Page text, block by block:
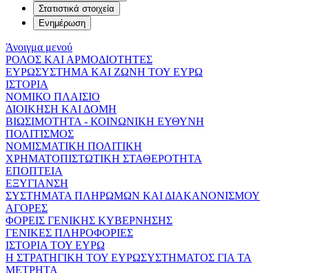
Στατιστικά στοιχεία
Ενημέρωση
Άνοιγμα μενού
ΡΟΛΟΣ ΚΑΙ ΑΡΜΟΔΙΟΤΗΤΕΣ
ΕΥΡΩΣΥΣΤΗΜΑ ΚΑΙ ΖΩΝΗ ΤΟΥ ΕΥΡΩ
ΙΣΤΟΡΙΑ
ΝΟΜΙΚΟ ΠΛΑΙΣΙΟ
ΔΙΟΙΚΗΣΗ ΚΑΙ ΔΟΜΗ
ΒΙΩΣΙΜΟΤΗΤΑ - ΚΟΙΝΩΝΙΚΗ ΕΥΘΥΝΗ
ΠΟΛΙΤΙΣΜΟΣ
ΝΟΜΙΣΜΑΤΙΚΗ ΠΟΛΙΤΙΚΗ
ΧΡΗΜΑΤΟΠΙΣΤΩΤΙΚΗ ΣΤΑΘΕΡΟΤΗΤΑ
ΕΠΟΠΤΕΙΑ
ΕΞΥΓΙΑΝΣΗ
ΣΥΣΤΗΜΑΤΑ ΠΛΗΡΩΜΩΝ ΚΑΙ ΔΙΑΚΑΝΟΝΙΣΜΟΥ
ΑΓΟΡΕΣ
ΦΟΡΕΙΣ ΓΕΝΙΚΗΣ ΚΥΒΕΡΝΗΣΗΣ
ΓΕΝΙΚΕΣ ΠΛΗΡΟΦΟΡΙΕΣ
ΙΣΤΟΡΙΑ ΤΟΥ ΕΥΡΩ
Η ΣΤΡΑΤΗΓΙΚΗ ΤΟΥ ΕΥΡΩΣΥΣΤΗΜΑΤΟΣ ΓΙΑ ΤΑ
ΜΕΤΡΗΤΑ